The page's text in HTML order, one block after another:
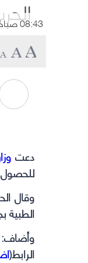
08:43 صباحًا, 17 Mar 2021
دعت
الطبية
الرابط(